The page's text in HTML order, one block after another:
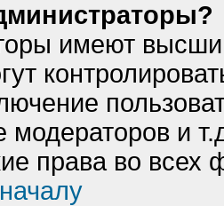
имеют
модераторов и
права во всех